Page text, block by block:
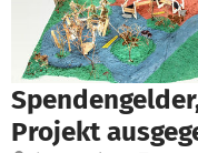
Projekt